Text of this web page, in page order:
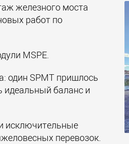
железного моста
работ по
MSPE.
один SPMT пришлось
идеальный баланс и
исключительные
перевозок.